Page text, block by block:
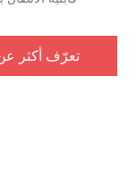
تعرّف أكثر